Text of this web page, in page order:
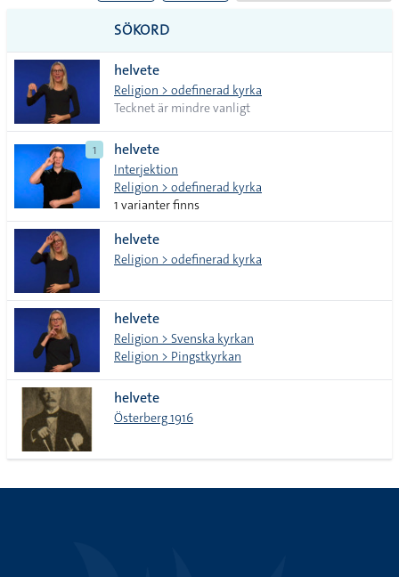
till
alla i
lista
SÖKORD
helvete
Religion > odefinerad kyrka
Tecknet är mindre vanligt
1 helvete
Interjektion
Religion > odefinerad kyrka
1 varianter finns
helvete
Religion > odefinerad kyrka
helvete
Religion > Svenska kyrkan
Religion > Pingstkyrkan
helvete
Österberg 1916